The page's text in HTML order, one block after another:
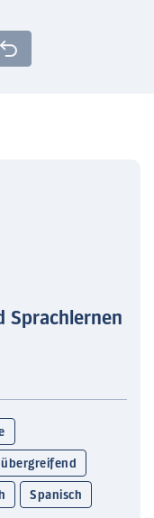
Sprachlernen
Spanisch